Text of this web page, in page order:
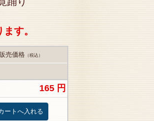
す。
売価格（税込）
165 円